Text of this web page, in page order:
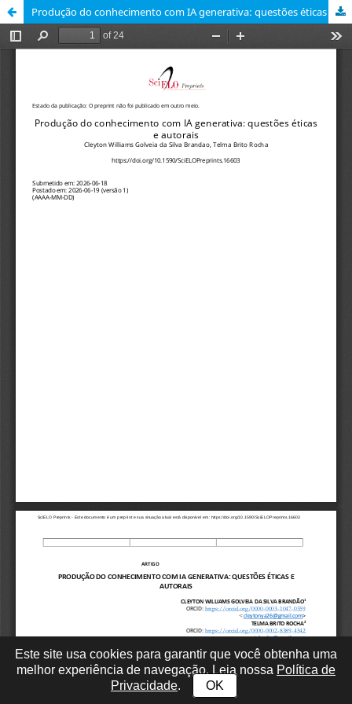
Produção do conhecimento com IA generativa: questões éticas e autorais
Este site usa cookies para garantir que você obtenha uma
melhor experiência de navegação. Leia nossa Política de
Privacidade. OK